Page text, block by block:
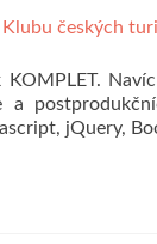
Klubu českých
jQuery,